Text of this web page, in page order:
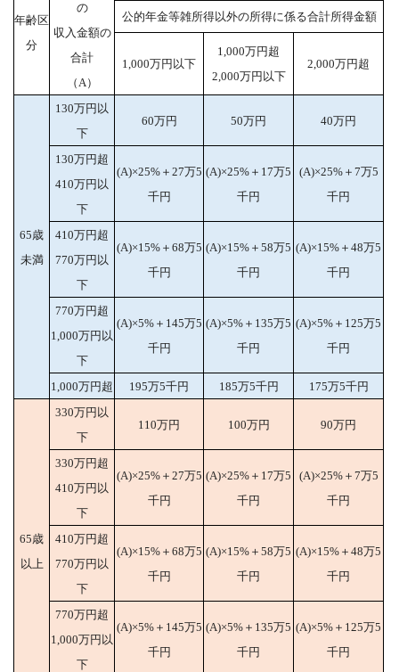
年齢区
分
の
収入金額の
合計
（A）
公的年金等雑所得以外の所得に係る合計所得金額
1,000万円以下
1,000万円超
2,000万円以下
2,000万円超
65歳
未満
130万円以
下
60万円 50万円 40万円
130万円超
410万円以
下
(A)×25%＋27万5
千円
(A)×25%＋17万5
千円
(A)×25%＋7万5
千円
410万円超
770万円以
下
(A)×15%＋68万5
千円
(A)×15%＋58万5
千円
(A)×15%＋48万5
千円
770万円超
1,000万円以
下
(A)×5%＋145万5
千円
(A)×5%＋135万5
千円
(A)×5%＋125万5
千円
1,000万円超 195万5千円 185万5千円 175万5千円
65歳
以上
330万円以
下
110万円 100万円 90万円
330万円超
410万円以
下
(A)×25%＋27万5
千円
(A)×25%＋17万5
千円
(A)×25%＋7万5
千円
410万円超
770万円以
下
(A)×15%＋68万5
千円
(A)×15%＋58万5
千円
(A)×15%＋48万5
千円
770万円超
1,000万円以
下
(A)×5%＋145万5
千円
(A)×5%＋135万5
千円
(A)×5%＋125万5
千円